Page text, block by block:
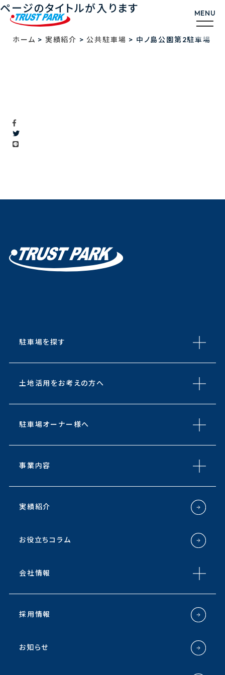
ページのタイトルが入ります
ホーム > 実績紹介 > 公共駐車場 > 中ノ島公園第2駐車場
駐車場を探す
土地活用をお考えの方へ
駐車場オーナー様へ
事業内容
実績紹介
お役立ちコラム
会社情報
採用情報
お知らせ